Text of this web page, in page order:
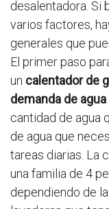
desalentadora. Si
varios factores,
generales que
El primer paso
un calentador de
demanda de agua
cantidad de agua
de agua que
tareas diarias. La
una familia de 4
dependiendo de